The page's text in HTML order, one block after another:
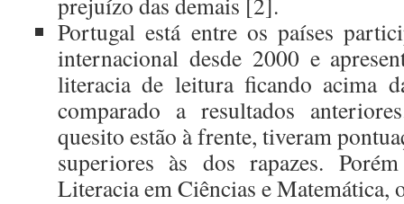
Portugal está entre os países
internacional desde 2000 e
literacia de leitura ficando acima
comparado a resultados
quesito estão à frente, tiveram
superiores às dos rapazes.
Literacia em Ciências e Matemática,